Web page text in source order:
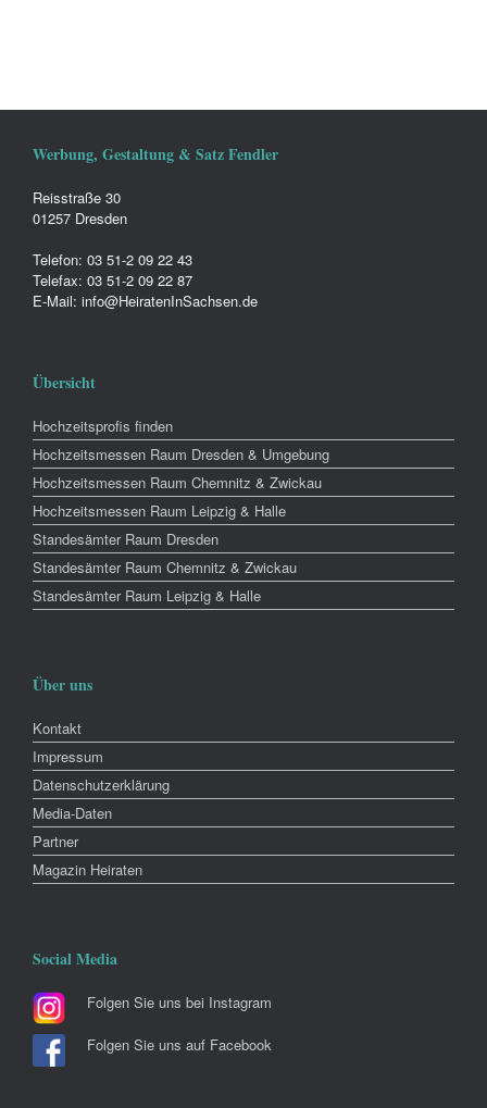
Werbung, Gestaltung & Satz Fendler
Reisstraße 30
01257 Dresden
Telefon: 03 51-2 09 22 43
Telefax: 03 51-2 09 22 87
E-Mail: info@HeiratenInSachsen.de
Übersicht
Hochzeitsprofis finden
Hochzeitsmessen Raum Dresden & Umgebung
Hochzeitsmessen Raum Chemnitz & Zwickau
Hochzeitsmessen Raum Leipzig & Halle
Standesämter Raum Dresden
Standesämter Raum Chemnitz & Zwickau
Standesämter Raum Leipzig & Halle
Über uns
Kontakt
Impressum
Datenschutzerklärung
Media-Daten
Partner
Magazin Heiraten
Social Media
Folgen Sie uns bei Instagram
Folgen Sie uns auf Facebook